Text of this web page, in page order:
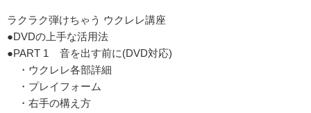
ラクラク弾けちゃう ウクレレ講座
●DVDの上手な活用法
●PART 1 音を出す前に(DVD対応)
・ウクレレ各部詳細
・プレイフォーム
・右手の構え方